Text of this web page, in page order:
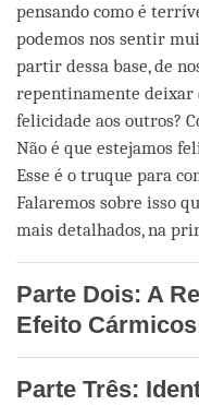
pensando como é
podemos nos sentir
partir dessa base, de
repentinamente
felicidade aos outros?
Não é que estejamos
Esse é o truque para
Falaremos sobre isso
mais detalhados, na
Parte Dois: A
Efeito Cármicos
Parte Três: